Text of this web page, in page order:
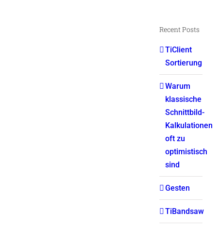
Recent Posts
TiClient
Sortierung
Warum
klassische
Schnittbild-
Kalkulationen
oft zu
optimistisch
sind
Gesten
TiBandsaw